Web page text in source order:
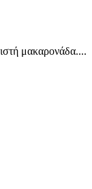
μακαρονάδα....